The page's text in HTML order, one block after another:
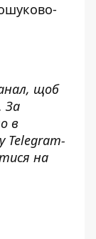
, щоб
За
в
Telegram-
на